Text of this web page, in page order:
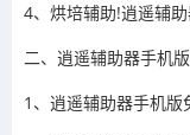
4、烘培辅助!逍遥辅
二、逍遥辅助器手机
1、逍遥辅助器手机